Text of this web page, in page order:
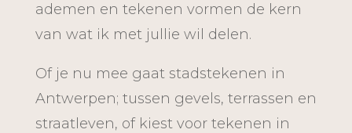
ademen en tekenen vormen de kern
van wat ik met jullie wil delen.
Of je nu mee gaat stadstekenen in
Antwerpen; tussen gevels, terrassen en
straatleven, of kiest voor tekenen in